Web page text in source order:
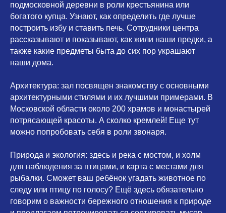
подмосковной деревни в роли крестьянина или
богатого купца. Узнают, как определить где лучше
построить избу и ставить печь. Сотрудники центра
рассказывают и показывают, как жили наши предки, а
также какие предметы быта до сих пор украшают
наши дома.
Архитектура: зал посвящен знакомству с основными
архитектурными стилями и их лучшими примерами. В
Московской области около 200 храмов и монастырей
потрясающей красоты. А сколко кремлей! Еще тут
можно попробовать себя в роли звонаря.
Природа и экология: здесь и река с мостом, и холм
для наблюдения за птицами, и карта с местами для
рыбалки. Сможет ваш ребёнок угадать животное по
следу или птицу по голосу? Ещё здесь обязательно
говорим о важности бережного отношения к природе